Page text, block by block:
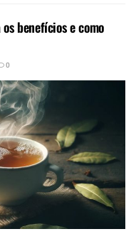
benefícios e como
0